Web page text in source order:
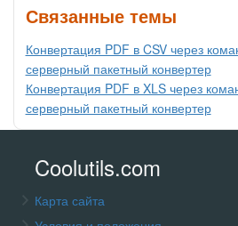
Связанные темы
Конвертация PDF в CSV через
серверный пакетный конвертер
Конвертация PDF в XLS через
серверный пакетный конвертер
Coolutils.com
Карта сайта